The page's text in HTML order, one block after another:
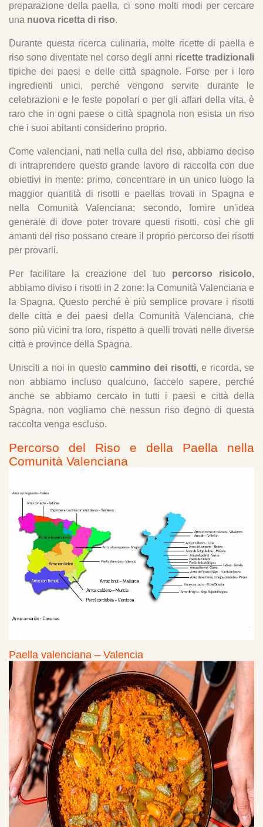
3.2. Riso alla aragonese - Aragona
3.4. Arroz brut – Mallorca
3.5. Riso giallo - Isole Canarie
3.6. Arroz a la zamorana - Castiglia e León
3.7. Fideua - Gandía
3.8. Riso caldero – Murcia
3.9. Perol cordobés – Cordoba
3.10. Riso con aragosta - Galizia
3.11. Calamaretti al nero con riso bianco - Pais
Vasco
3.12. Riso con lepre - Castiglia della Mancia
3.13. Un percorso gastronomico con il riso come
protagonista
4. Javier Baixauli
preparazione della paella, ci sono molti modi per cercare
una nuova ricetta di riso.
Durante questa ricerca culinaria, molte ricette di paella e
riso sono diventate nel corso degli anni ricette tradizionali
tipiche dei paesi e delle città spagnole. Forse per i loro
ingredienti unici, perché vengono servite durante le
celebrazioni e le feste popolari o per gli affari della vita, è
raro che in ogni paese o città spagnola non esista un riso
che i suoi abitanti considerino proprio.
Come valenciani, nati nella culla del riso, abbiamo deciso
di intraprendere questo grande lavoro di raccolta con due
obiettivi in mente: primo, concentrare in un unico luogo la
maggior quantità di risotti e paellas trovati in Spagna e
nella Comunità Valenciana; secondo, fornire un'idea
generale di dove poter trovare questi risotti, così che gli
amanti del riso possano creare il proprio percorso dei risotti
per provarli.
Per facilitare la creazione del tuo percorso risicolo,
abbiamo diviso i risotti in 2 zone: la Comunità Valenciana e
la Spagna. Questo perché è più semplice provare i risotti
delle città e dei paesi della Comunità Valenciana, che
sono più vicini tra loro, rispetto a quelli trovati nelle diverse
città e province della Spagna.
Unisciti a noi in questo cammino dei risotti, e ricorda, se
non abbiamo incluso qualcuno, faccelo sapere, perché
anche se abbiamo cercato in tutti i paesi e città della
Spagna, non vogliamo che nessun riso degno di questa
raccolta venga escluso.
Percorso del Riso e della Paella nella
Comunità Valenciana
Paella valenciana – Valencia